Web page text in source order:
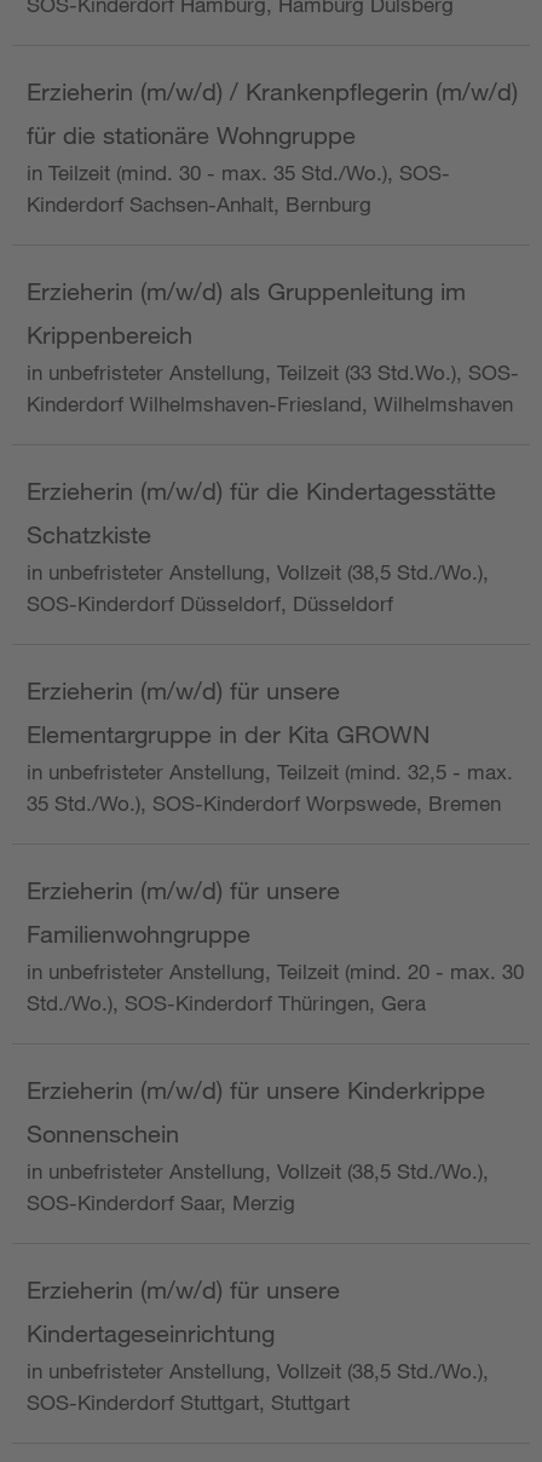
Erzieherin (m/w/d) / Krankenpflegerin (m/w/d)
für die stationäre Wohngruppe
in Teilzeit (mind. 30 - max. 35 Std./Wo.), SOS-
Kinderdorf Sachsen-Anhalt, Bernburg
Erzieherin (m/w/d) als Gruppenleitung im
Krippenbereich
in unbefristeter Anstellung, Teilzeit (33 Std.Wo.), SOS-
Kinderdorf Wilhelmshaven-Friesland, Wilhelmshaven
Erzieherin (m/w/d) für die Kindertagesstätte
Schatzkiste
in unbefristeter Anstellung, Vollzeit (38,5 Std./Wo.),
SOS-Kinderdorf Düsseldorf, Düsseldorf
Erzieherin (m/w/d) für unsere
Elementargruppe in der Kita GROWN
in unbefristeter Anstellung, Teilzeit (mind. 32,5 - max.
35 Std./Wo.), SOS-Kinderdorf Worpswede, Bremen
Erzieherin (m/w/d) für unsere
Familienwohngruppe
in unbefristeter Anstellung, Teilzeit (mind. 20 - max. 30
Std./Wo.), SOS-Kinderdorf Thüringen, Gera
Erzieherin (m/w/d) für unsere Kinderkrippe
Sonnenschein
in unbefristeter Anstellung, Vollzeit (38,5 Std./Wo.),
SOS-Kinderdorf Saar, Merzig
Erzieherin (m/w/d) für unsere
Kindertageseinrichtung
in unbefristeter Anstellung, Vollzeit (38,5 Std./Wo.),
SOS-Kinderdorf Stuttgart, Stuttgart